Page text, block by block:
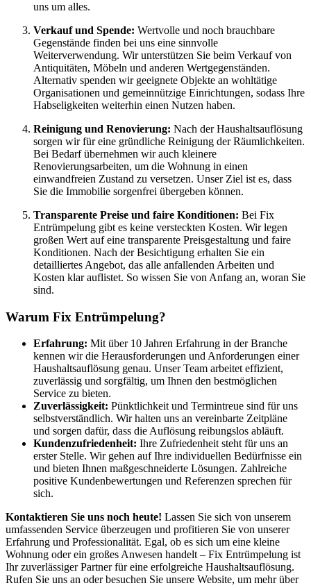
uns um alles.
Verkauf und Spende: Wertvolle und noch brauchbare
Gegenstände finden bei uns eine sinnvolle
Weiterverwendung. Wir unterstützen Sie beim Verkauf von
Antiquitäten, Möbeln und anderen Wertgegenständen.
Alternativ spenden wir geeignete Objekte an wohltätige
Organisationen und gemeinnützige Einrichtungen, sodass Ihre
Habseligkeiten weiterhin einen Nutzen haben.
Reinigung und Renovierung: Nach der Haushaltsauflösung
sorgen wir für eine gründliche Reinigung der Räumlichkeiten.
Bei Bedarf übernehmen wir auch kleinere
Renovierungsarbeiten, um die Wohnung in einen
einwandfreien Zustand zu versetzen. Unser Ziel ist es, dass
Sie die Immobilie sorgenfrei übergeben können.
Transparente Preise und faire Konditionen: Bei Fix
Entrümpelung gibt es keine versteckten Kosten. Wir legen
großen Wert auf eine transparente Preisgestaltung und faire
Konditionen. Nach der Besichtigung erhalten Sie ein
detailliertes Angebot, das alle anfallenden Arbeiten und
Kosten klar auflistet. So wissen Sie von Anfang an, woran Sie
sind.
Warum Fix Entrümpelung?
Erfahrung: Mit über 10 Jahren Erfahrung in der Branche
kennen wir die Herausforderungen und Anforderungen einer
Haushaltsauflösung genau. Unser Team arbeitet effizient,
zuverlässig und sorgfältig, um Ihnen den bestmöglichen
Service zu bieten.
Zuverlässigkeit: Pünktlichkeit und Termintreue sind für uns
selbstverständlich. Wir halten uns an vereinbarte Zeitpläne
und sorgen dafür, dass die Auflösung reibungslos abläuft.
Kundenzufriedenheit: Ihre Zufriedenheit steht für uns an
erster Stelle. Wir gehen auf Ihre individuellen Bedürfnisse ein
und bieten Ihnen maßgeschneiderte Lösungen. Zahlreiche
positive Kundenbewertungen und Referenzen sprechen für
sich.
Kontaktieren Sie uns noch heute! Lassen Sie sich von unserem
umfassenden Service überzeugen und profitieren Sie von unserer
Erfahrung und Professionalität. Egal, ob es sich um eine kleine
Wohnung oder ein großes Anwesen handelt – Fix Entrümpelung ist
Ihr zuverlässiger Partner für eine erfolgreiche Haushaltsauflösung.
Rufen Sie uns an oder besuchen Sie unsere Website, um mehr über